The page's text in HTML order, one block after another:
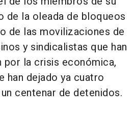
de la oleada de bloqueos
de las movilizaciones de
y sindicalistas que han
por la crisis económica,
han dejado ya cuatro
centenar de detenidos.